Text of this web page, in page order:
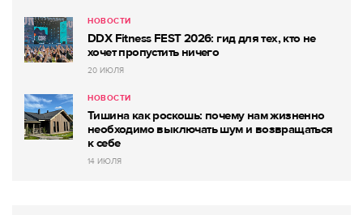
НОВОСТИ
DDX Fitness FEST 2026: гид для тех, кто не
хочет пропустить ничего
20 ИЮЛЯ
НОВОСТИ
Тишина как роскошь: почему нам жизненно
необходимо выключать шум и возвращаться
к себе
14 ИЮЛЯ